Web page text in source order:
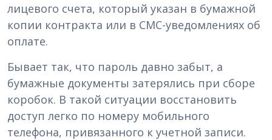
лицевого счета, который указан в бумажной
копии контракта или в СМС-уведомлениях об
оплате.
Бывает так, что пароль давно забыт, а
бумажные документы затерялись при сборе
коробок. В такой ситуации восстановить
доступ легко по номеру мобильного
телефона, привязанного к учетной записи.